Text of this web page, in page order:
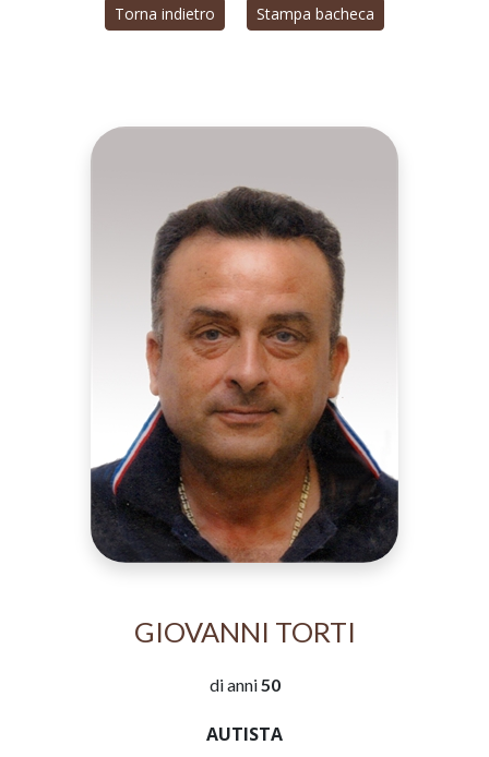
Torna indietro Stampa bacheca
GIOVANNI TORTI
di anni50
AUTISTA